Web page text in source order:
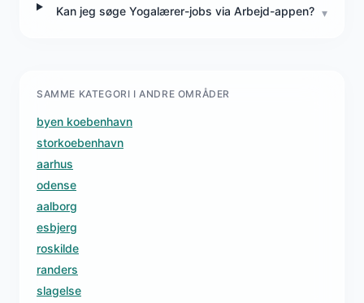
Kan jeg søge Yogalærer-jobs via Arbejd-appen? ▾
SAMME KATEGORI I ANDRE OMRÅDER
byen koebenhavn
storkoebenhavn
aarhus
odense
aalborg
esbjerg
roskilde
randers
slagelse